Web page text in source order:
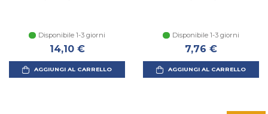
Disponibile 1-3 giorni
14,10 €
AGGIUNGI AL CARRELLO
Disponibile 1-3 giorni
7,76 €
AGGIUNGI AL CARRELLO